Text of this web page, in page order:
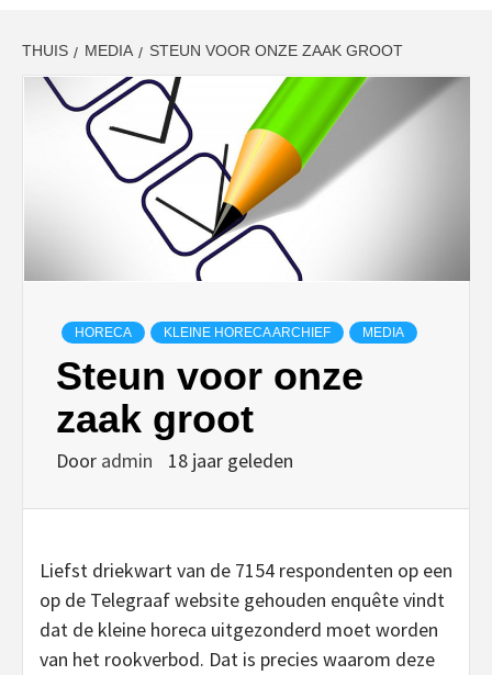
THUIS MEDIA STEUN VOOR ONZE ZAAK GROOT
HORECA KLEINE HORECA ARCHIEF MEDIA
Steun voor onze
zaak groot
Door admin 18 jaar geleden
Liefst driekwart van de 7154 respondenten op een
op de Telegraaf website gehouden enquête vindt
dat de kleine horeca uitgezonderd moet worden
van het rookverbod. Dat is precies waarom deze